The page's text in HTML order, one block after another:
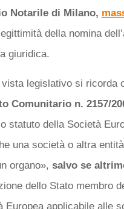
Notarile di Milano,
della nomina
giuridica.
legislativo si ricorda
Comunitario n. 2157/
statuto della Società
una società o altra
organo», salvo se
dello Stato membro
Europea applicabile alle